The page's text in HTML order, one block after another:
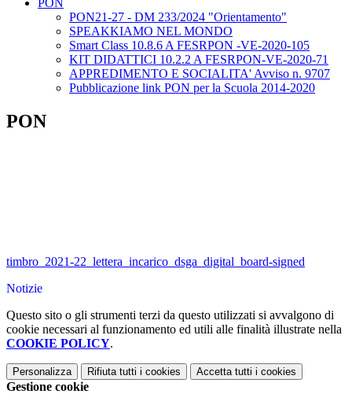
PON
PON21-27 - DM 233/2024 "Orientamento"
SPEAKKIAMO NEL MONDO
Smart Class 10.8.6 A FESRPON -VE-2020-105
KIT DIDATTICI 10.2.2 A FESRPON-VE-2020-71
APPREDIMENTO E SOCIALITA' Avviso n. 9707
Pubblicazione link PON per la Scuola 2014-2020
PON
timbro_2021-22_lettera_incarico_dsga_digital_board-signed
Notizie
Questo sito o gli strumenti terzi da questo utilizzati si avvalgono di
cookie necessari al funzionamento ed utili alle finalità illustrate nella
COOKIE POLICY.
Personalizza Rifiuta tutti i cookies Accetta tutti i cookies
Gestione cookie